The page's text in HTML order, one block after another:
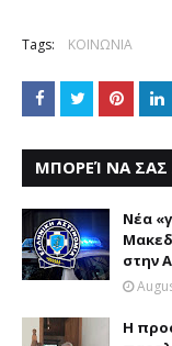
Tags: ΚΟΙΝΩΝΙΑ
ΜΠΟΡΕΊ ΝΑ ΣΑΣ
Νέα
στην
Η